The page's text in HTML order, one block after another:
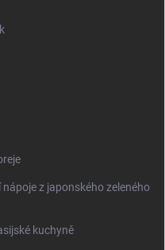
z japonského zeleného
kuchyně